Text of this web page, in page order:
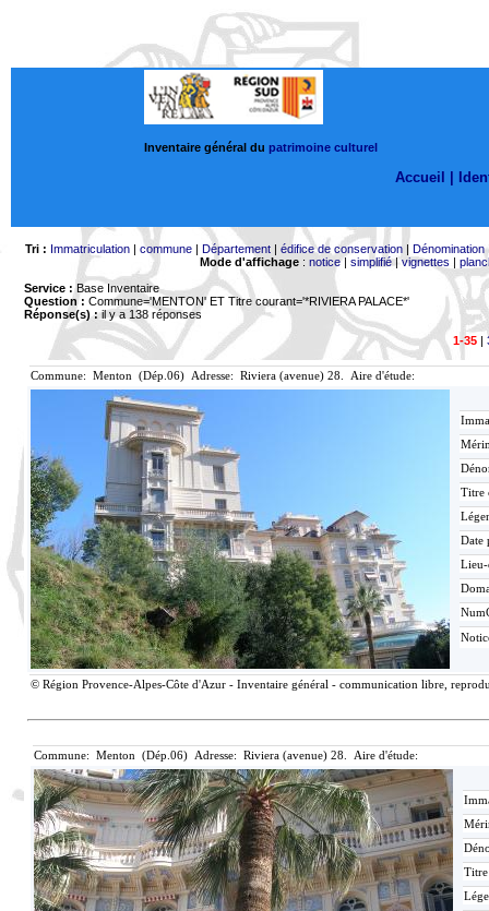
Inventaire général du patrimoine culturel
Accueil |
Tri : Immatriculation| commune| Département| édifice de conservation| Dénomination
Mode d'affichage: notice| simplifié|vignettes |
Service : Base Inventaire
Question : Commune='MENTON' ET Titre courant='*RIVIERA PALACE*'
Réponse(s) :il y a 138 réponses
1-35|
Commune: Menton (Dép.06) Adresse: Riviera (avenue) 28. Aire d'étude:
Titre
Date
© Région Provence-Alpes-Côte d'Azur - Inventaire général - communication libre,
Commune: Menton (Dép.06) Adresse: Riviera (avenue) 28. Aire d'étude: